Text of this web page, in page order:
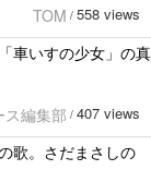
TOM / 558 views
車いすの少女」の真
ス編集部 / 407 views
歌。さだまさしの